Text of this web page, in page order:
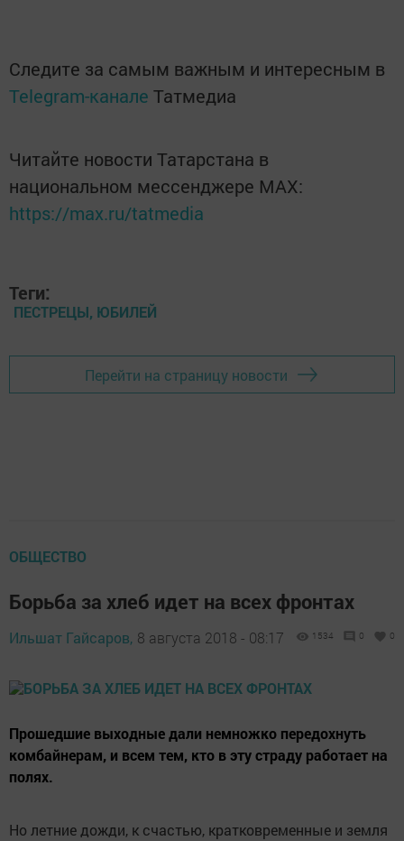
Следите за самым важным и интересным в
Telegram-канале Татмедиа
Читайте новости Татарстана в
национальном мессенджере MАХ:
https://max.ru/tatmedia
Теги:
ПЕСТРЕЦЫ, ЮБИЛЕЙ
Перейти на страницу новости
ОБЩЕСТВО
Борьба за хлеб идет на всех фронтах
Ильшат Гайсаров, 8 августа 2018 - 08:17 1534 0 0
Прошедшие выходные дали немножко передохнуть
комбайнерам, и всем тем, кто в эту страду работает на
полях.
Но летние дожди, к счастью, кратковременные и земля